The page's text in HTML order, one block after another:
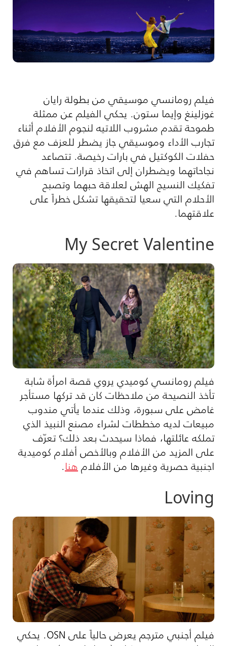
فيلم رومانسي موسيقي من بطولة رايان
غوزلينغ وإيما ستون. يحكي الفيلم عن ممثلة
طموحة تقدم مشروب اللاتيه لنجوم الأفلام أثناء
تجارب الأداء وموسيقي جاز يضطر للعزف مع فرق
حفلات الكوكتيل في بارات رخيصة. تتصاعد
نجاحاتهما ويضطران إلى اتخاذ قرارات تساهم في
تفكيك النسيج الهش لعلاقة حبهما وتصبح
الأحلام التي سعيا لتحقيقها تشكل خطراً على
علاقتهما.
My Secret Valentine
فيلم رومانسي كوميدي يروي قصة امرأة شابة
تأخذ النصيحة من ملاحظات كان قد تركها مستأجر
غامض على سبورة، وذلك عندما يأتي مندوب
مبيعات لديه مخططات لشراء مصنع النبيذ الذي
تملكه عائلتها، فماذا سيحدث بعد ذلك؟ تعرّف
على المزيد من الأفلام وبالأخص أفلام كوميدية
اجنبية حصرية وغيرها من الأفلامهنا.
Loving
فيلم أجنبي مترجم يعرض حالياً على OSN. يحكي